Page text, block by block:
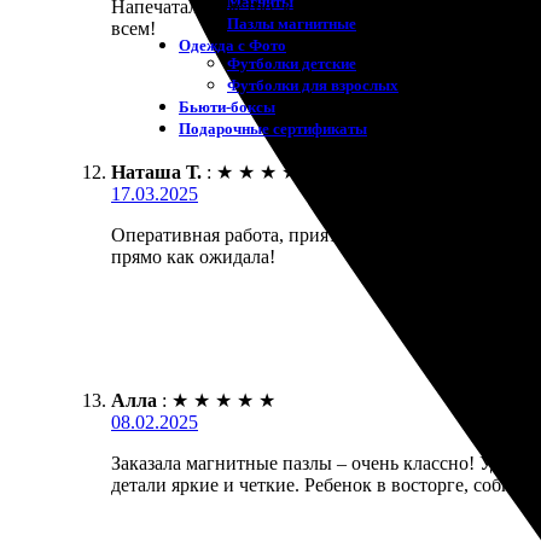
Пазлы магнитные
Одежда с Фото
Футболки детские
Футболки для взрослых
Бьюти-боксы
Подарочные сертификаты
Напечатали быстро, качество отличное, яркие
всем!
Наташа Т. : ★ ★ ★ ★
17.03.2025
Оперативная работа, приятные цены и широкий
прямо как ожидала!
Алла : ★ ★ ★ ★ ★
08.02.2025
Заказала магнитные пазлы – очень классно!
детали яркие и четкие. Ребенок в восторге,